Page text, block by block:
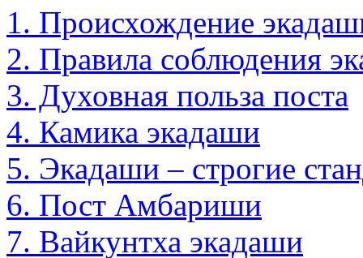
1. Происхождение
2. Правила соблюдения
3. Духовная польза поста
4. Камика экадаши
5. Экадаши – строгие
6. Пост Амбариши
7. Вайкунтха экадаши